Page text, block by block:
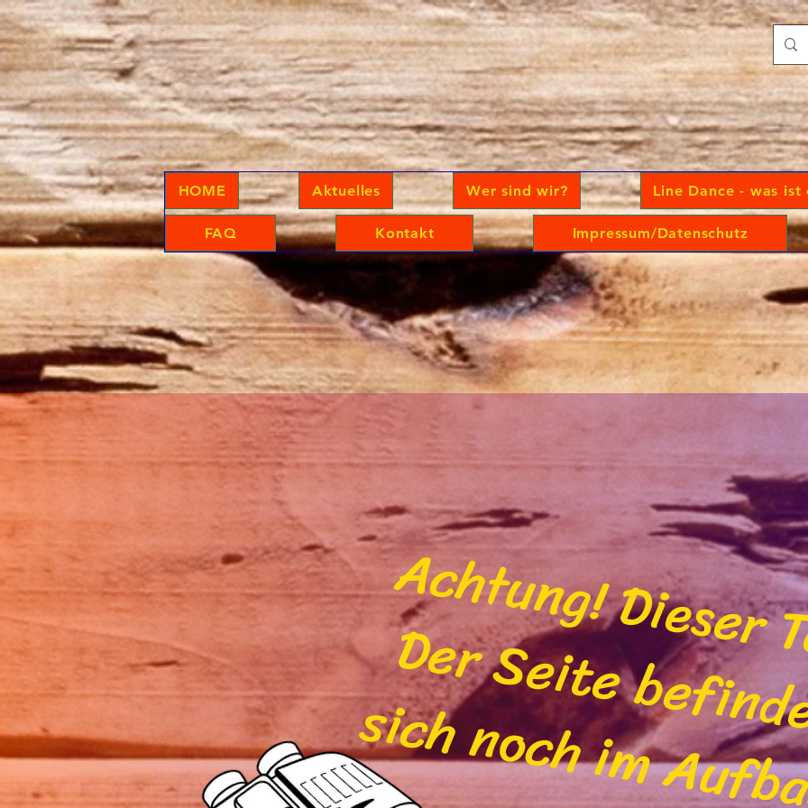
HOME Aktuelles Wer sind wir? Line Dance - was ist
FAQ Kontakt Impressum/Datenschutz